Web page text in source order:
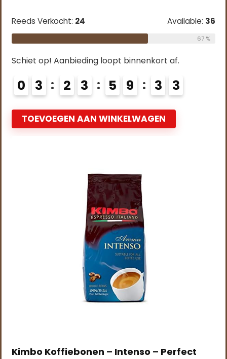
Reeds Verkocht: 24 Available: 36
67 %
Schiet op! Aanbieding loopt binnenkort af.
0 3 2 3 5 9 3 2
TOEVOEGEN AAN WINKELWAGEN
Kimbo Koffiebonen – Intenso – Perfect